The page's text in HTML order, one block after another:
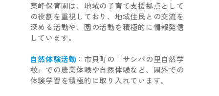
東峰保育園は、地域の子育て支援拠点として
の役割を重視しており、地域住民との交流を
深める活動や、園の活動を積極的に情報発信
しています。
自然体験活動 ：市貝町の「サシバの里自然学
校」での農業体験や自然体験など、園外での
体験学習を積極的に取り入れています。